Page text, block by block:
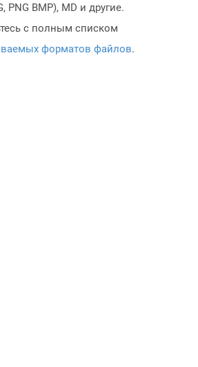
PNG BMP), MD и другие.
с полным списком
форматов файлов.